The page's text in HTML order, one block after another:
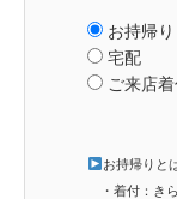
お持帰り
宅配
ご来店
お持帰りと
・着付：きら